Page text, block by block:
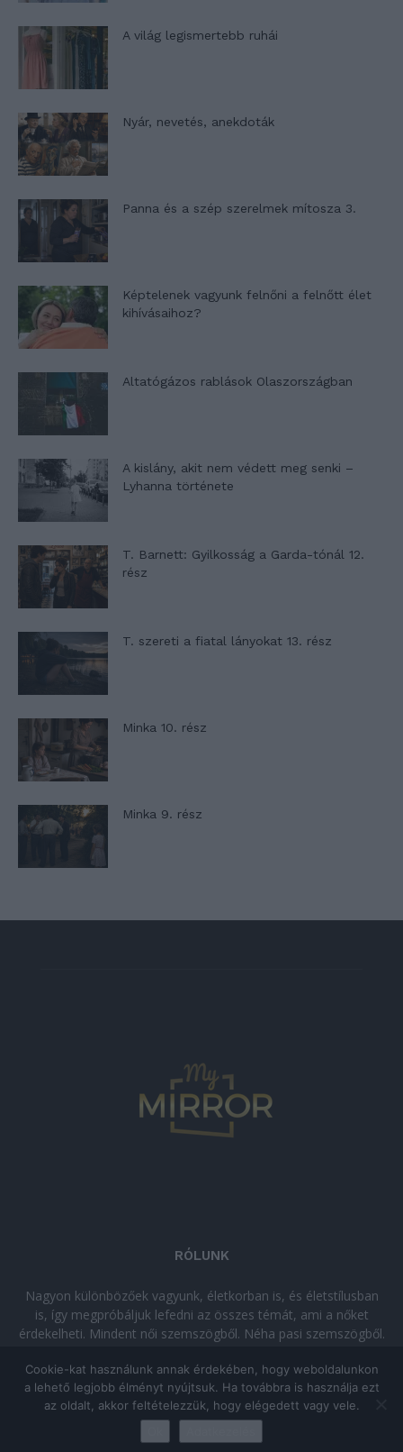
A világ legismertebb ruhái
Nyár, nevetés, anekdoták
Panna és a szép szerelmek mítosza 3.
Képtelenek vagyunk felnőni a felnőtt élet
kihívásaihoz?
Altatógázos rablások Olaszországban
A kislány, akit nem védett meg senki –
Lyhanna története
T. Barnett: Gyilkosság a Garda-tónál 12.
rész
T. szereti a fiatal lányokat 13. rész
Minka 10. rész
Minka 9. rész
RÓLUNK
Nagyon különbözőek vagyunk, életkorban is, és életstílusban
is, így megpróbáljuk lefedni az összes témát, ami a nőket
érdekelheti. Mindent női szemszögből. Néha pasi szemszögből.
kikapcsolódásra vágysz!
© Copyright 2026 - mymirror.huADATKEZELÉSI TÁJÉKOZTATÓ
Impresszum
Cookie-kat használunk annak érdekében, hogy weboldalunkon
a lehető legjobb élményt nyújtsuk. Ha továbbra is használja ezt
az oldalt, akkor feltételezzük, hogy elégedett vagy vele.